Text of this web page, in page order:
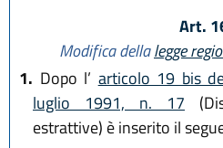
Art.
Modifica dellalegge
1. Dopo l’ articolo 19 bis
luglio 1991, n. 17
estrattive) è inserito il